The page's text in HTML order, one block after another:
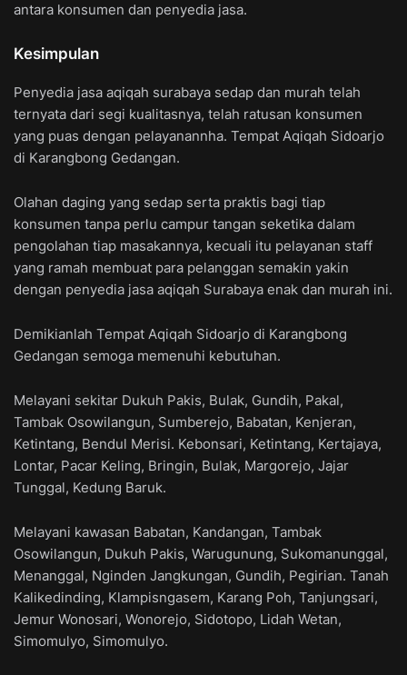
antara konsumen dan penyedia jasa.
Kesimpulan
Penyedia jasa aqiqah surabaya sedap dan murah telah
ternyata dari segi kualitasnya, telah ratusan konsumen
yang puas dengan pelayanannha. Tempat Aqiqah Sidoarjo
di Karangbong Gedangan.
Olahan daging yang sedap serta praktis bagi tiap
konsumen tanpa perlu campur tangan seketika dalam
pengolahan tiap masakannya, kecuali itu pelayanan staff
yang ramah membuat para pelanggan semakin yakin
dengan penyedia jasa aqiqah Surabaya enak dan murah ini.
Demikianlah Tempat Aqiqah Sidoarjo di Karangbong
Gedangan semoga memenuhi kebutuhan.
Melayani sekitar Dukuh Pakis, Bulak, Gundih, Pakal,
Tambak Osowilangun, Sumberejo, Babatan, Kenjeran,
Ketintang, Bendul Merisi. Kebonsari, Ketintang, Kertajaya,
Lontar, Pacar Keling, Bringin, Bulak, Margorejo, Jajar
Tunggal, Kedung Baruk.
Melayani kawasan Babatan, Kandangan, Tambak
Osowilangun, Dukuh Pakis, Warugunung, Sukomanunggal,
Menanggal, Nginden Jangkungan, Gundih, Pegirian. Tanah
Kalikedinding, Klampisngasem, Karang Poh, Tanjungsari,
Jemur Wonosari, Wonorejo, Sidotopo, Lidah Wetan,
Simomulyo, Simomulyo.